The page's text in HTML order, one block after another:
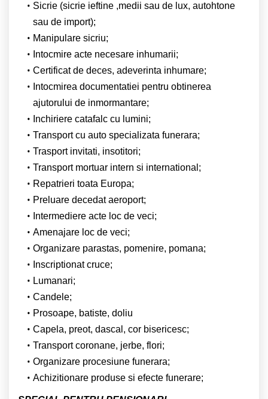
Sicrie (sicrie ieftine ,medii sau de lux, autohtone
sau de import);
Manipulare sicriu;
Intocmire acte necesare inhumarii;
Certificat de deces, adeverinta inhumare;
Intocmirea documentatiei pentru obtinerea
ajutorului de inmormantare;
Inchiriere catafalc cu lumini;
Transport cu auto specializata funerara;
Trasport invitati, insotitori;
Transport mortuar intern si international;
Repatrieri toata Europa;
Preluare decedat aeroport;
Intermediere acte loc de veci;
Amenajare loc de veci;
Organizare parastas, pomenire, pomana;
Inscriptionat cruce;
Lumanari;
Candele;
Prosoape, batiste, doliu
Capela, preot, dascal, cor bisericesc;
Transport coronane, jerbe, flori;
Organizare procesiune funerara;
Achizitionare produse si efecte funerare;